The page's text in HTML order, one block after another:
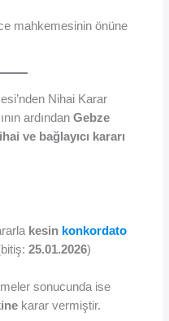
mahkemesinin önüne
Nihai Karar
ardındanGebze
ve bağlayıcı kararı
kesin konkordato
25.01.2026)
sonucunda ise
karar vermiştir.